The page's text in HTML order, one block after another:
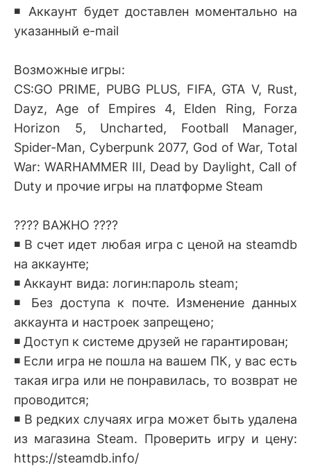
◾️ Аккаунт будет доставлен моментально на
указанный e-mail
Возможные игры:
CS:GO PRIME, PUBG PLUS, FIFA, GTA V, Rust,
Dayz, Age of Empires 4, Elden Ring, Forza
Horizon 5, Uncharted, Football Manager,
Spider-Man, Cyberpunk 2077, God of War, Total
War: WARHAMMER III, Dead by Daylight, Call of
Duty и прочие игры на платформе Steam
???? ВАЖНО ????
◾️ В счет идет любая игра с ценой на steamdb
на аккаунте;
◾️ Аккаунт вида: логин:пароль steam;
◾️ Без доступа к почте. Изменение данных
аккаунта и настроек запрещено;
◾️ Доступ к системе друзей не гарантирован;
◾️ Если игра не пошла на вашем ПК, у вас есть
такая игра или не понравилась, то возврат не
проводится;
◾️ В редких случаях игра может быть удалена
из магазина Steam. Проверить игру и цену:
https://steamdb.info/